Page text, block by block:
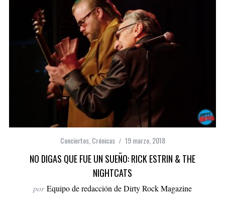
Conciertos, Crónicas 19 marzo, 2018
NO DIGAS QUE FUE UN SUEÑO: RICK ESTRIN & THE
NIGHTCATS
por Equipo de redacción de Dirty Rock Magazine